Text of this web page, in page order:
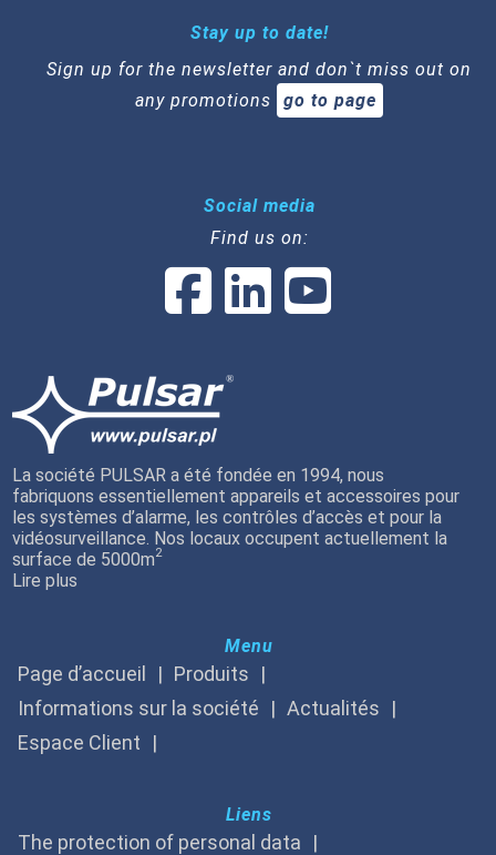
Stay up to date!
Sign up for the newsletter and don`t miss out on
any promotions
go to page
Social media
Find us on:
La société PULSAR a été fondée en 1994, nous
fabriquons essentiellement appareils et accessoires pour
les systèmes d’alarme, les contrôles d’accès et pour la
vidéosurveillance. Nos locaux occupent actuellement la
surface de 5000m2
Lire plus
Menu
Page d’accueil
Produits
Informations sur la société
Actualités
Espace Client
Liens
The protection of personal data